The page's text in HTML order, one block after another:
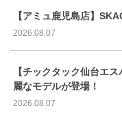
【アミュ鹿児島店】
2026.08.07
【チックタック仙台エ
麗なモデルが登場！
2026.08.07